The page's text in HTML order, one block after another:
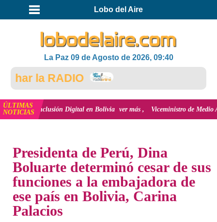
Lobo del Aire
La Paz 09 de Agosto de 2026, 09:40
la RADIO
ÚLTIMAS
NOTICIAS
inclusión Digital en Bolivia ver más Viceministro de Medio Ambiente,
Presidenta de Perú, Dina
Boluarte determinó cesar de sus
funciones a la embajadora de
ese país en Bolivia, Carina
Palacios